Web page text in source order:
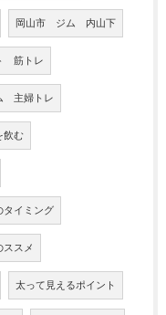
岡山市 ジム 内山下
筋トレ
主婦トレ
飲む
タイミング
ススメ
太って見えるポイント